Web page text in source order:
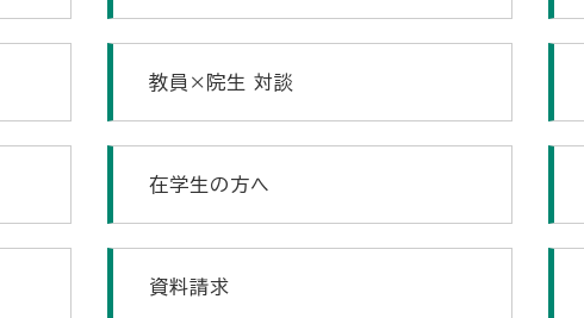
教員×院生 対談
在学生の方へ
資料請求